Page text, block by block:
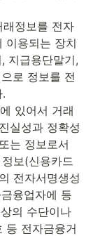
래정보를 전자
이용되는 장치
지급용단말기,
로 정보를 전
있어서 거래
실성과 정확성
는 정보로서
보(신용카드
전자서명생성
융업자에 등
의 수단이나
등 전자금융거